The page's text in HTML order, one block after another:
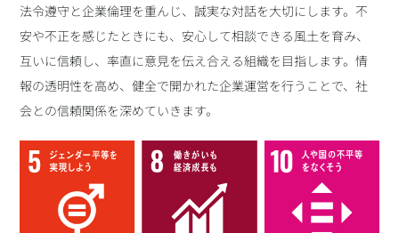
法令遵守と企業倫理を重んじ、誠実な対話を大切にします。不
安や不正を感じたときにも、安心して相談できる風土を育み、
互いに信頼し、率直に意見を伝え合える組織を目指します。情
報の透明性を高め、健全で開かれた企業運営を行うことで、社
会との信頼関係を深めていきます。